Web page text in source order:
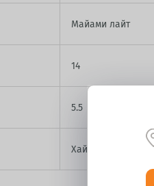
Майами лайт
14
5.5
Хай Вэй